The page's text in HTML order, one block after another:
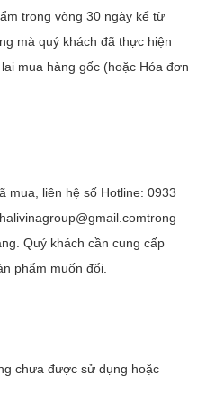
trong vòng 30 ngày kể từ
mà quý khách đã thực hiện
mua hàng gốc (hoặc Hóa đơn
mua, liên hệ số Hotline: 0933
Quý khách cần cung cấp
phẩm muốn đổi.
chưa được sử dụng hoặc